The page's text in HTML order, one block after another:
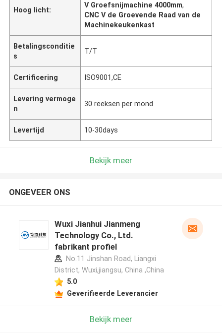
Hoog licht:
V Groefsnijmachine 4000mm,
CNC V de Groevende Raad van de
Machinekeukenkast
Betalingsconditie
s
T/T
Certificering ISO9001,CE
Levering vermoge
n
30 reeksen per mond
Levertijd 10-30days
Bekijk meer
ONGEVEER ONS
Wuxi Jianhui Jianmeng
Technology Co., Ltd.
fabrikant profiel
No.11 Jinshan Road, Liangxi
District, Wuxi,jiangsu, China ,China
5.0
Geverifieerde Leverancier
Bekijk meer